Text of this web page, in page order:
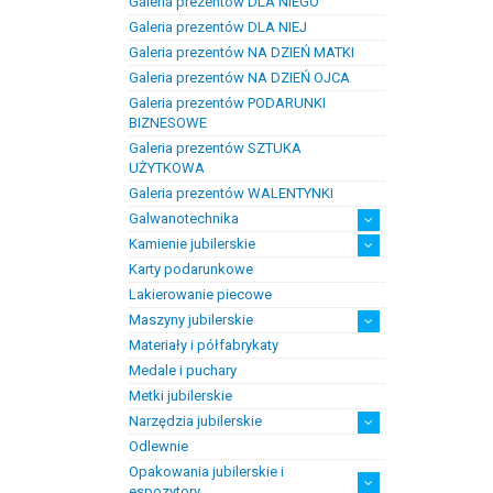
dzieci
Galeria prezentów DLA NIEJ
Galeria prezentów NA DZIEŃ MATKI
Galeria prezentów NA DZIEŃ OJCA
Galeria prezentów PODARUNKI
BIZNESOWE
Galeria prezentów SZTUKA
UŻYTKOWA
Galeria prezentów WALENTYNKI
Galwanotechnika
kąpiele
osprzęt
Kamienie jubilerskie
Bursztyn
Kamienie jubilersko-ozdobne
Kamienie syntetyczne
Kamienie szlachetne
Karty podarunkowe
Lakierowanie piecowe
Maszyny jubilerskie
diamenciarki, tokarki itp
inne
linia odlewnicza
maszyny do bursztynu
myjki ultradżwiękowe
polerowanie, szlifowanie
silniki jubilerskie
walcarki, prasy itp
Materiały i półfabrykaty
Medale i puchary
Metki jubilerskie
Narzędzia jubilerskie
narzędzia drobne i materiały
eksploatacyjne
artykuły ochronne
cięcie
kształtowanie i klepanie
lutowanie
narzędzia i przyrządy ogólnego
zastosowania
narzędzia pomiarowe
optyka
pilniki
szczypty, pensety
uchwyty, kluby itp.
wiertła, frezy itp.
Odlewnie
Opakowania jubilerskie i